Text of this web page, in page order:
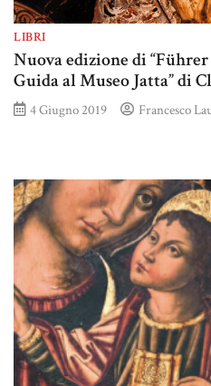
LIBRI
Nuova edizione di
Guida al Museo Jatta” di
4 Giugno 2019 Francesco